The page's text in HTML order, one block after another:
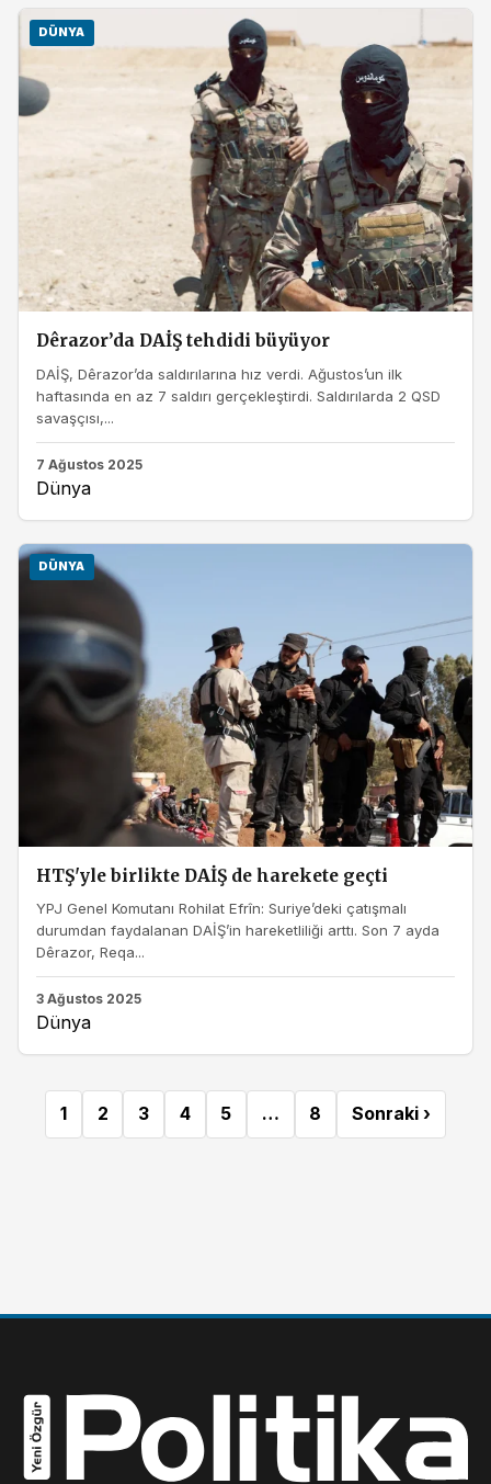
DÜNYA
Dêrazor’da DAİŞ tehdidi büyüyor
DAİŞ, Dêrazor’da saldırılarına hız verdi. Ağustos’un ilk
haftasında en az 7 saldırı gerçekleştirdi. Saldırılarda 2 QSD
savaşçısı,...
7 Ağustos 2025
Dünya
DÜNYA
HTŞ'yle birlikte DAİŞ de harekete geçti
YPJ Genel Komutanı Rohilat Efrîn: Suriye’deki çatışmalı
durumdan faydalanan DAİŞ’in hareketliliği arttı. Son 7 ayda
Dêrazor, Reqa...
3 Ağustos 2025
Dünya
1 2 3 4 5 … 8 Sonraki ›